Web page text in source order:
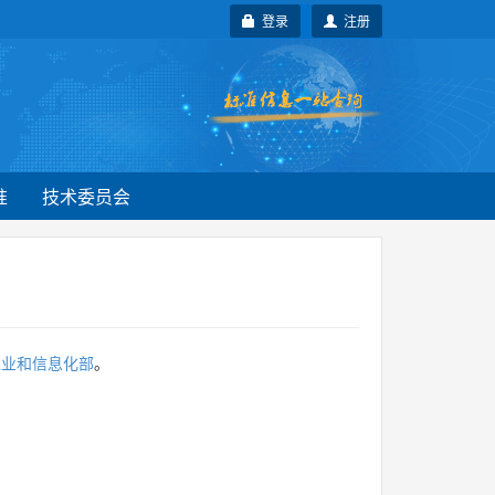
注册
登录
技术委员会
和信息化部。